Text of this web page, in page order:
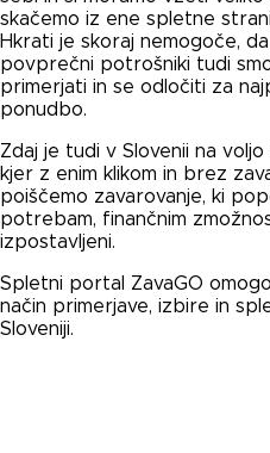
skačemo iz ene spletne
Hkrati je skoraj nemogoče,
povprečni potrošniki tudi
primerjati in se odločiti za
ponudbo.
Zdaj je tudi v Slovenii na
kjer z enim klikom in brez
poiščemo zavarovanje, ki
potrebam, finančnim
izpostavljeni.
Spletni portal ZavaGO
način primerjave, izbire in
Sloveniji.